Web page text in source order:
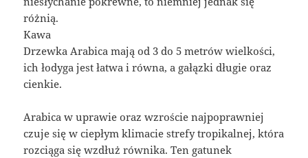
różnią.
Kawa
Drzewka Arabica mają od 3 do 5 metrów wielkości,
ich łodyga jest łatwa i równa, a gałązki długie oraz
cienkie.
Arabica w uprawie oraz wzroście najpoprawniej
czuje się w ciepłym klimacie strefy tropikalnej, która
rozciąga się wzdłuż równika. Ten gatunek